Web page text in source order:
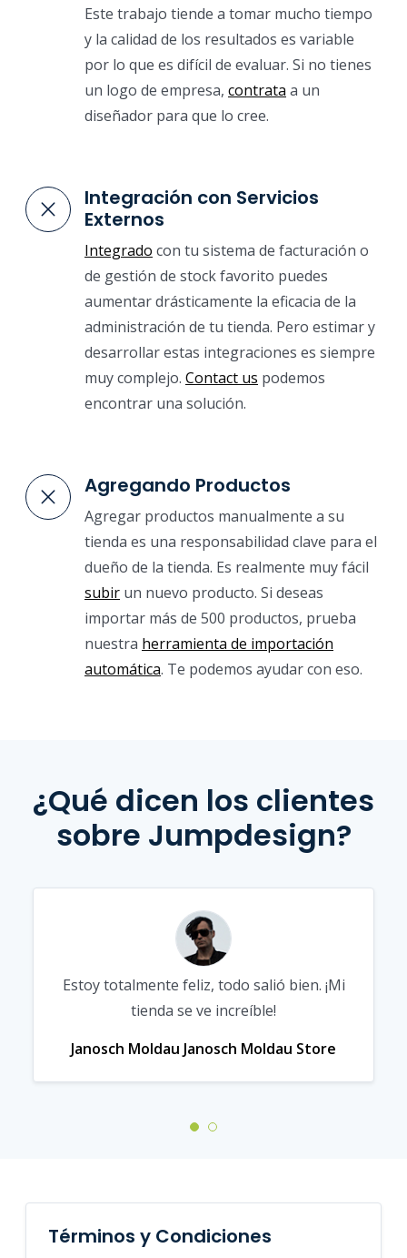
Este trabajo tiende a tomar mucho tiempo
y la calidad de los resultados es variable
por lo que es difícil de evaluar. Si no tienes
un logo de empresa, contrata a un
diseñador para que lo cree.
Integración con Servicios
Externos
Integrado con tu sistema de facturación o
de gestión de stock favorito puedes
aumentar drásticamente la eficacia de la
administración de tu tienda. Pero estimar y
desarrollar estas integraciones es siempre
muy complejo. Contact us podemos
encontrar una solución.
Agregando Productos
Agregar productos manualmente a su
tienda es una responsabilidad clave para el
dueño de la tienda. Es realmente muy fácil
subir un nuevo producto. Si deseas
importar más de 500 productos, prueba
nuestra herramienta de importación
automática. Te podemos ayudar con eso.
¿Qué dicen los clientes
sobre Jumpdesign?
Estoy totalmente feliz, todo salió bien. ¡Mi
tienda se ve increíble!
Janosch Moldau Janosch Moldau Store
Términos y Condiciones